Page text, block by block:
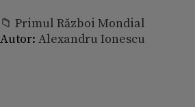
📁 Primul Război Mondial
Autor: Alexandru Ionescu